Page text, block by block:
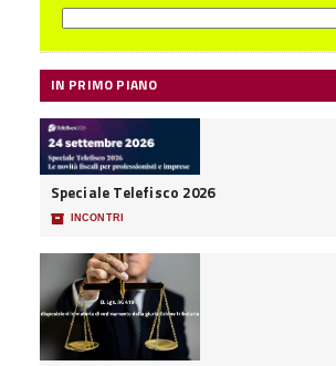
IN PRIMO PIANO
Speciale Telefisco 2026
📦 INCONTRI